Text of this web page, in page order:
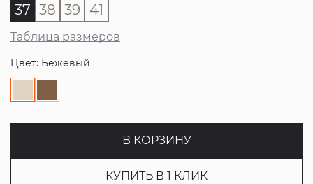
37 38 39 41
Таблица размеров
Цвет: Бежевый
В КОРЗИНУ
КУПИТЬ В 1 КЛИК